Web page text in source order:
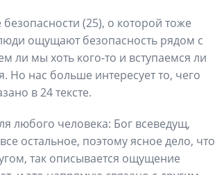
безопасности (25), о которой тоже
ощущают безопасность рядом с
мы хоть кого-то и вступаемся ли
Но нас больше интересует то, чего
в 24 тексте.
любого человека: Бог всеведущ,
остальное, поэтому ясное дело, что
так описывается ощущение